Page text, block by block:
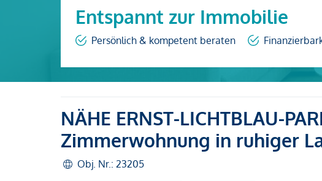
Entspannt zur Immobilie
Persönlich & kompetent beraten
NÄHE ERNST-LICHTBLAU-
Zimmerwohnung in ruhiger
Obj. Nr.: 23205